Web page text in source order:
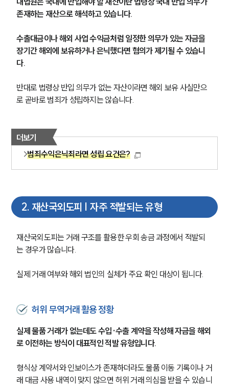
존재하는 재산으로 해석하고 있습니다.
수출대금이나 해외 사업 수익금처럼 일정한 의무가 있는 자금을
장기간 해외에 보유하거나 은닉했다면 혐의가 제기될 수 있습니
다.
반대로 법령상 반입 의무가 없는 자산이라면 해외 보유 사실만으
로 곧바로 범죄가 성립하지는 않습니다.
더보기
범죄수익은닉죄라면 성립 요건은?
2. 재산국외도피 | 자주 적발되는 유형
재산국외도피는 거래 구조를 활용한 우회 송금 과정에서 적발되
는 경우가 많습니다.
실제 거래 여부와 해외 법인의 실체가 주요 확인 대상이 됩니다.
허위 무역거래 활용 정황
실제 물품 거래가 없는데도 수입·수출 계약을 작성해 자금을 해외
로 이전하는 방식이 대표적인 적발 유형입니다.
형식상 계약서와 인보이스가 존재하더라도 물품 이동 기록이나 거
래 대금 사용 내역이 맞지 않으면 허위 거래 의심을 받을 수 있습니